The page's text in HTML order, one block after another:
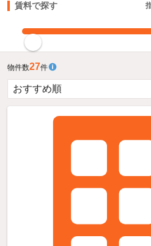
賃料で探す
物件数27件